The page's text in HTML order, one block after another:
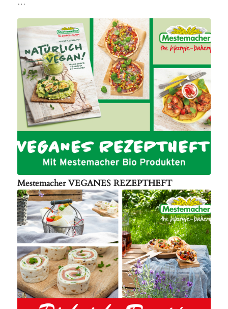
…
Mestemacher VEGANES REZEPTHEFT